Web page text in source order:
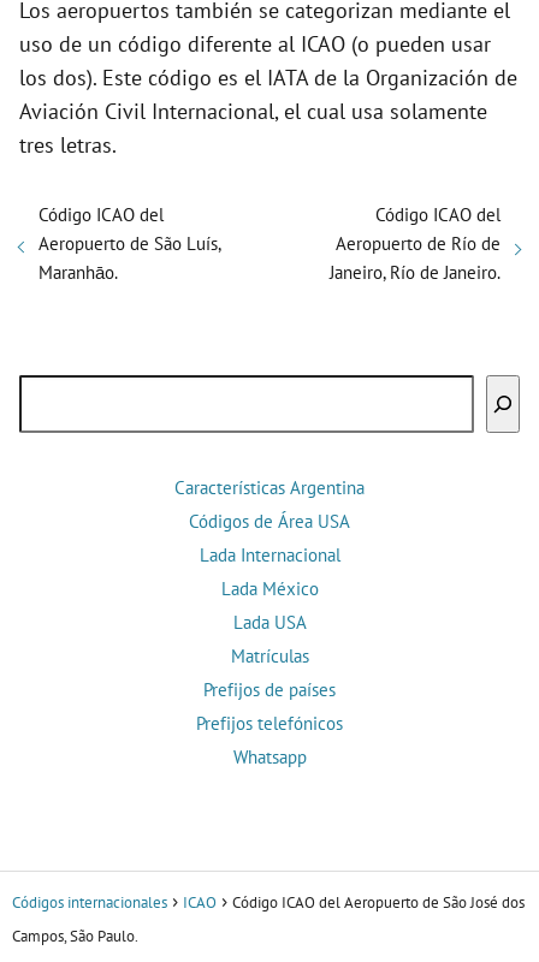
Los aeropuertos también se categorizan mediante el
uso de un código diferente al ICAO (o pueden usar
los dos). Este código es el IATA de la Organización de
Aviación Civil Internacional, el cual usa solamente
tres letras.
Código ICAO del
Aeropuerto de São Luís,
Maranhāo.
Código ICAO del
Aeropuerto de Río de
Janeiro, Río de Janeiro.
Características Argentina
Códigos de Área USA
Lada Internacional
Lada México
Lada USA
Matrículas
Prefijos de países
Prefijos telefónicos
Whatsapp
Códigos internacionales ICAO
Código ICAO del Aeropuerto de São José dos
Campos, São Paulo.